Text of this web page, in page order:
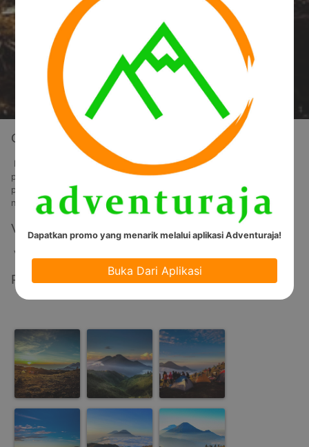
Overview
panorama alam lebih dekat. Anda bisa menyaksikan indahnya
panorama alam sekitar gunung Prau dari ketinggian yang disebut
negeri di awan.
Video
Video Tidak Tersedia
Photos
Dapatkan promo yang menarik melalui aplikasi Adventuraja!
Buka Dari Aplikasi